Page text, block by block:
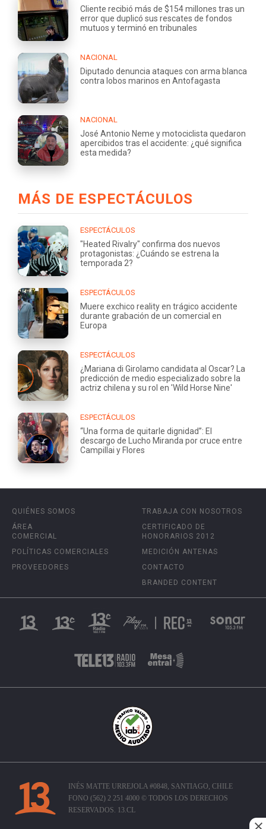
Cliente recibió más de $154 millones tras un
error que duplicó sus rescates de fondos
mutuos y terminó en tribunales
NACIONAL
Diputado denuncia ataques con arma blanca
contra lobos marinos en Antofagasta
NACIONAL
José Antonio Neme y motociclista quedaron
apercibidos tras el accidente: ¿qué significa
esta medida?
MÁS DE ESPECTÁCULOS
ESPECTÁCULOS
"Heated Rivalry" confirma dos nuevos
protagonistas: ¿Cuándo se estrena la
temporada 2?
ESPECTÁCULOS
Muere exchico reality en trágico accidente
durante grabación de un comercial en
Europa
ESPECTÁCULOS
¿Mariana di Girolamo candidata al Oscar? La
predicción de medio especializado sobre la
actriz chilena y su rol en 'Wild Horse Nine'
ESPECTÁCULOS
“Una forma de quitarle dignidad”: El
descargo de Lucho Miranda por cruce entre
Campillai y Flores
QUIÉNES SOMOS
ÁREA
COMERCIAL
POLÍTICAS COMERCIALES
PROVEEDORES
TRABAJA CON NOSOTROS
CERTIFICADO DE
HONORARIOS 2012
MEDICIÓN ANTENAS
CONTACTO
BRANDED CONTENT
INÉS MATTE URREJOLA #0848, SANTIAGO, CHILE
FONO (562) 2 251 4000 © TODOS LOS DERECHOS
RESERVADOS. 13.CL